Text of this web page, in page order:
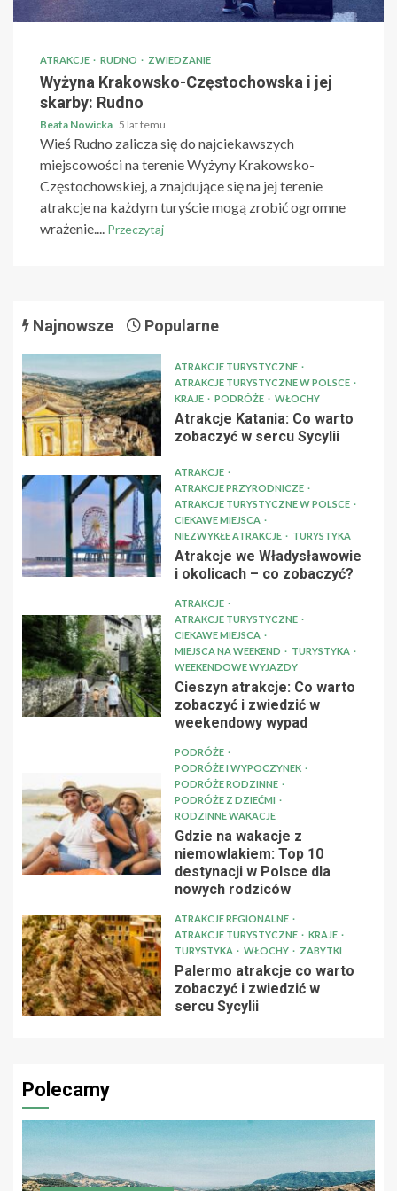
ATRAKCJE RUDNO ZWIEDZANIE
Wyżyna Krakowsko-Częstochowska i jej
skarby: Rudno
Beata Nowicka 5 lat temu
Wieś Rudno zalicza się do najciekawszych
miejscowości na terenie Wyżyny Krakowsko-
Częstochowskiej, a znajdujące się na jej terenie
atrakcje na każdym turyście mogą zrobić ogromne
wrażenie....
Przeczytaj
Najnowsze Popularne
ATRAKCJE TURYSTYCZNE
ATRAKCJE TURYSTYCZNE W POLSCE
KRAJE
PODRÓŻE WŁOCHY
Atrakcje Katania: Co warto
zobaczyć w sercu Sycylii
ATRAKCJE
ATRAKCJE PRZYRODNICZE
ATRAKCJE TURYSTYCZNE W POLSCE
CIEKAWE MIEJSCA
NIEZWYKŁE ATRAKCJE
TURYSTYKA
Atrakcje we Władysławowie
i okolicach – co zobaczyć?
ATRAKCJE
ATRAKCJE TURYSTYCZNE
CIEKAWE MIEJSCA
MIEJSCA NA WEEKEND
TURYSTYKA
WEEKENDOWE WYJAZDY
Cieszyn atrakcje: Co warto
zobaczyć i zwiedzić w
weekendowy wypad
PODRÓŻE
PODRÓŻE I WYPOCZYNEK
PODRÓŻE RODZINNE
PODRÓŻE Z DZIEĆMI
RODZINNE WAKACJE
Gdzie na wakacje z
niemowlakiem: Top 10
destynacji w Polsce dla
nowych rodziców
ATRAKCJE REGIONALNE
ATRAKCJE TURYSTYCZNE
KRAJE
TURYSTYKA
WŁOCHY ZABYTKI
Palermo atrakcje co warto
zobaczyć i zwiedzić w
sercu Sycylii
Polecamy